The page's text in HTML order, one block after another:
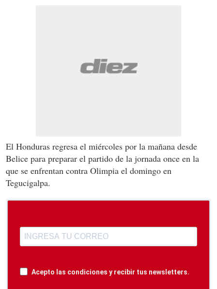
El Honduras regresa el miércoles por la mañana desde
Belice para preparar el partido de la jornada once en la
que se enfrentan contra Olimpia el domingo en
Tegucigalpa.
Acepto las condiciones y recibir tus newsletters.